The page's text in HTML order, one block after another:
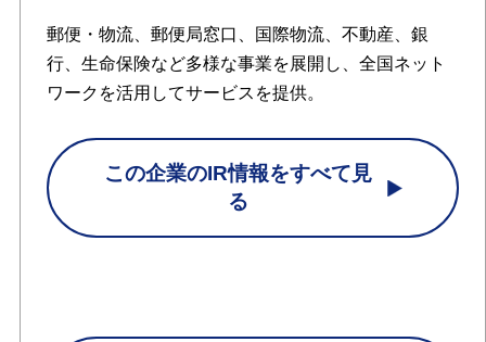
郵便・物流、郵便局窓口、国際物流、不動産、銀
行、生命保険など多様な事業を展開し、全国ネット
ワークを活用してサービスを提供。
この企業のIR情報をすべて見
る